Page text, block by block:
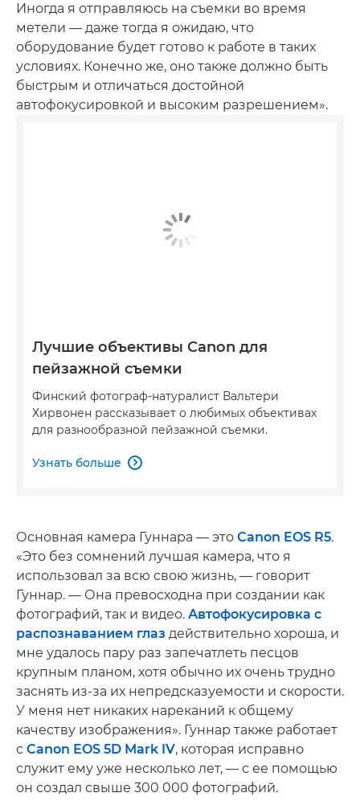
Иногда я отправляюсь на съемки во время
метели — даже тогда я ожидаю, что
оборудование будет готово к работе в таких
условиях. Конечно же, оно также должно быть
быстрым и отличаться достойной
автофокусировкой и высоким разрешением».
Лучшие объективы Canon для
пейзажной съемки
Финский фотограф-натуралист Вальтери
Хирвонен рассказывает о любимых объективах
для разнообразной пейзажной съемки.
Узнать больше 
Основная камера Гуннара — это Canon EOS R5.
«Это без сомнений лучшая камера, что я
использовал за всю свою жизнь, — говорит
Гуннар. — Она превосходна при создании как
фотографий, так и видео. Автофокусировка с
распознаванием глаз действительно хороша, и
мне удалось пару раз запечатлеть песцов
крупным планом, хотя обычно их очень трудно
заснять из-за их непредсказуемости и скорости.
У меня нет никаких нареканий к общему
качеству изображения». Гуннар также работает
с Canon EOS 5D Mark IV, которая исправно
служит ему уже несколько лет, — с ее помощью
он создал свыше 300 000 фотографий.